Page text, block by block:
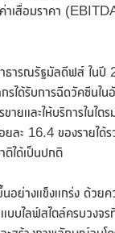
เสื่อมราคา
าธารณรัฐมัลดีฟส์ ใน
กรได้รับการฉีดวัคซีน
ายและให้บริการในไ
ยละ 16.4 ของราย
ติได้เป็นปกติ
อย่างแข็งแกร่ง ด้วยค
บไลฟ์สไตล์ครบวงจร